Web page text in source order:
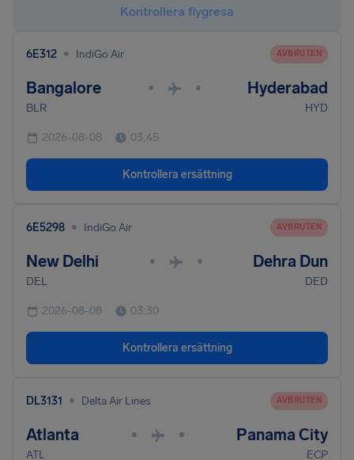
Kontrollera flygresa
6E312 • IndiGo Air AVBRUTEN
Bangalore • • Hyderabad
BLR HYD
2026-08-08 03:45
Kontrollera ersättning
6E5298 • IndiGo Air AVBRUTEN
New Delhi • • Dehra Dun
DEL DED
2026-08-08 03:30
Kontrollera ersättning
DL3131 • Delta Air Lines AVBRUTEN
Atlanta • • Panama City
ATL ECP